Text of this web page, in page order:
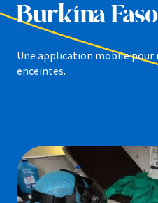
Burkina Faso
Une application mobile
enceintes.